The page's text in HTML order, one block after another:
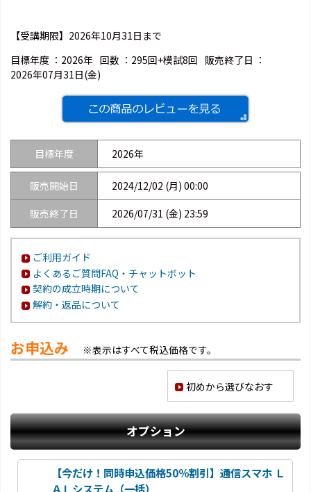
【受講期限】2026年10月31日まで
目標年度 ： 2026年 回数 ： 295回+模試8回 販売終了日 ：
2026年07月31日(金)
目標年度 2026年
販売開始日
2024/12/02 (月) 00:00
販売終了日
2026/07/31 (金) 23:59
ご利用ガイド
よくあるご質問FAQ・チャットボット
契約の成立時期について
解約・返品について
お申込み ※表示はすべて税込価格です。
初めから選びなおす
オプション
【今だけ！同時申込価格50％割引】通信スマホ Ｌ
ＡＬシステム（一括）